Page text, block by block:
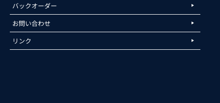
バックオーダー
お問い合わせ
リンク